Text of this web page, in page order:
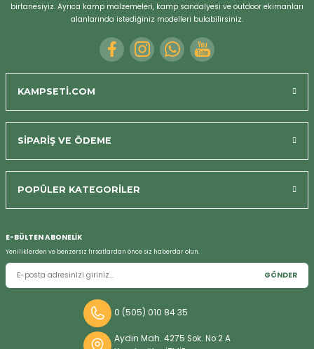
birtanesiyiz. Ayrıca kamp malzemeleri, kamp sandalyesi ve outdoor ekimanları
alanlarında istediğiniz modelleri bulabilirsiniz.
KAMPSETİ.COM
SİPARİŞ VE ÖDEME
POPÜLER KATEGORİLER
E-BÜLTEN ABONELİK
Yeniliklerden ve benzersiz fırsatlardan önce siz haberdar olun.
GÖNDER
0 (505) 010 84 35
Aydın Mah. 4275 Sok. No:2 A